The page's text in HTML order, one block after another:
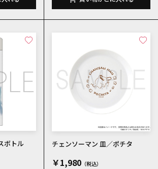
ボトル
チェンソーマン 皿／ポチタ
￥1,980